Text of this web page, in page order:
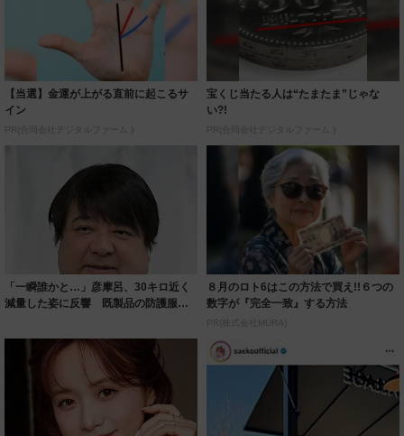
【当選】金運が上がる直前に起こるサ
イン
PR(合同会社デジタルファーム )
宝くじ当たる人は“たまたま”じゃな
い?!
PR(合同会社デジタルファーム )
「一瞬誰かと…」彦摩呂、30キロ近く
減量した姿に反響 既製品の防護服が
８月のロト6はこの方法で買え!!６つの
数字が『完全一致』する方法
PR(株式会社MURA)